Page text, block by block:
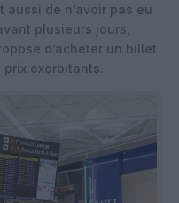
aussi de n’avoir pas eu
plusieurs jours,
d’acheter un billet
exorbitants.